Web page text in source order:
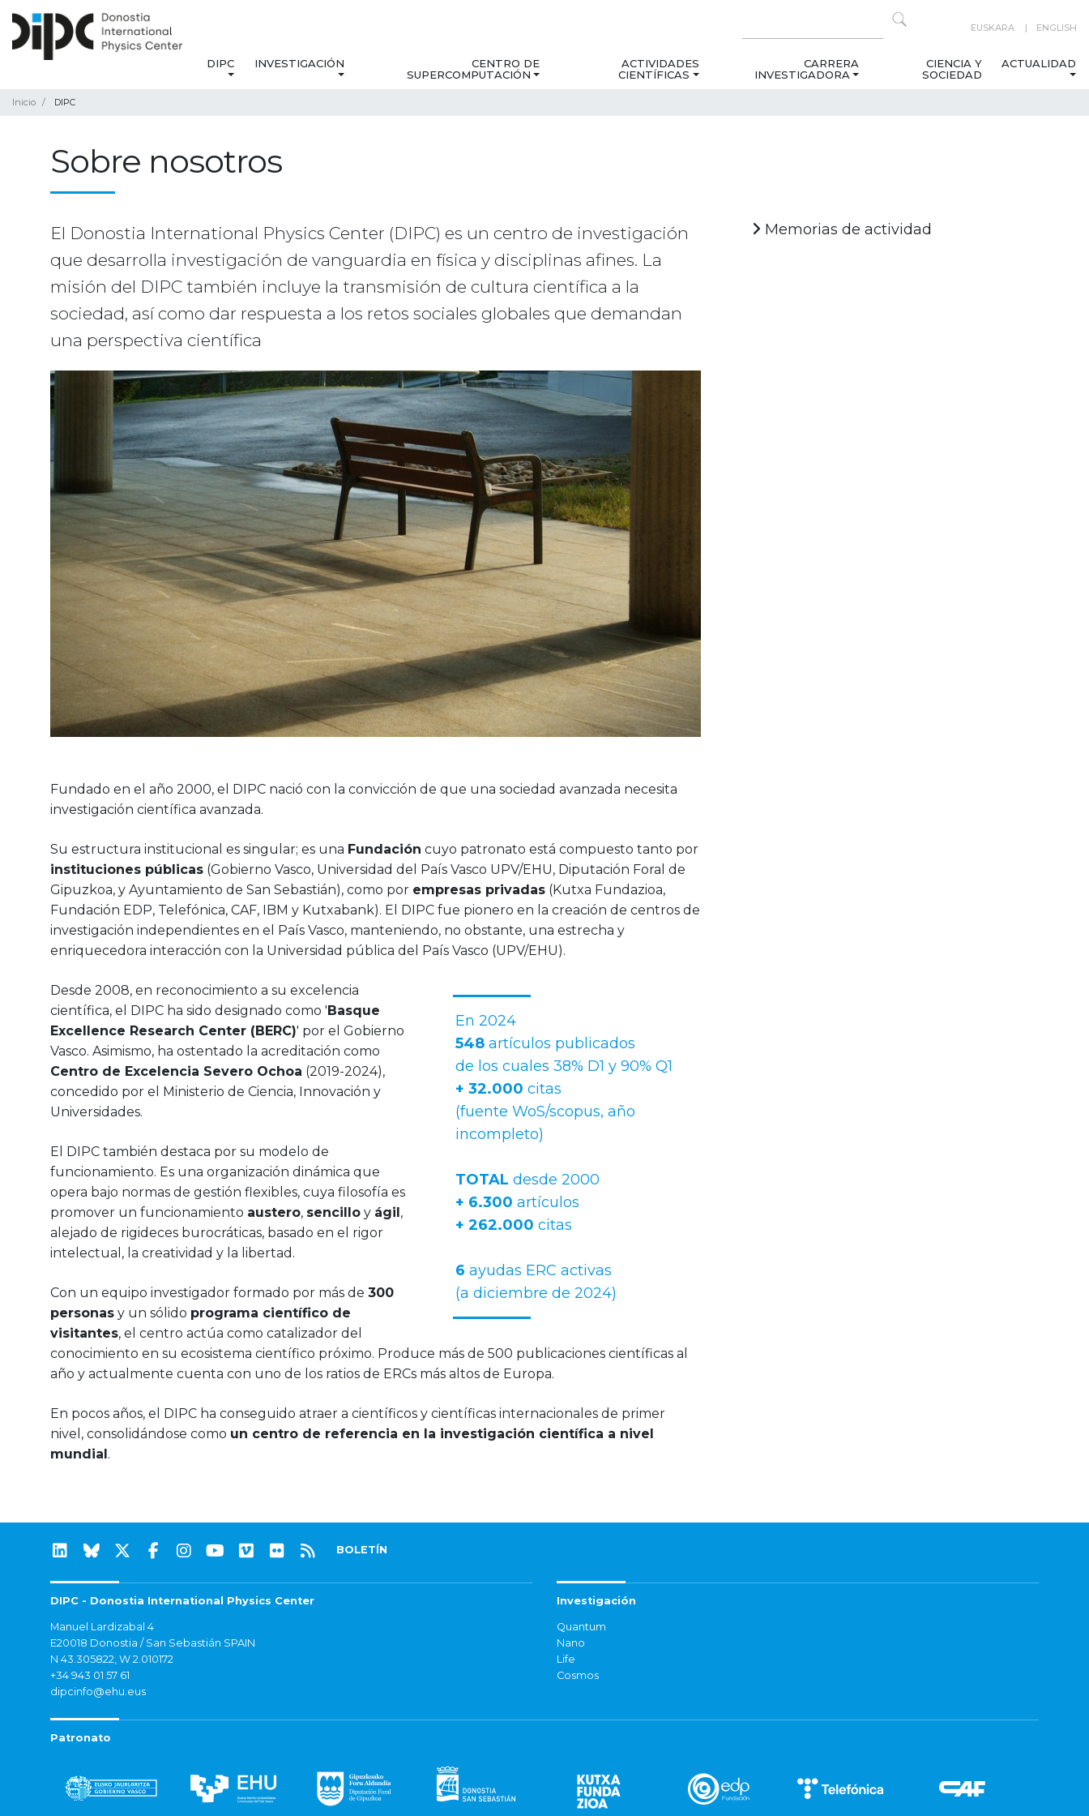
EUSKARA ENGLISH
DIPC INVESTIGACIÓN
CENTRO DE
SUPERCOMPUTACIÓN
ACTIVIDADES
CIENTÍFICAS
CARRERA
INVESTIGADORA
CIENCIA Y
SOCIEDAD
ACTUALIDAD
Inicio DIPC
Sobre nosotros
El Donostia International Physics Center (DIPC) es un centro de investigación
que desarrolla investigación de vanguardia en física y disciplinas afines. La
misión del DIPC también incluye la transmisión de cultura científica a la
sociedad, así como dar respuesta a los retos sociales globales que demandan
una perspectiva científica
Fundado en el año 2000, el DIPC nació con la convicción de que una sociedad avanzada necesita
investigación científica avanzada.
Su estructura institucional es singular; es una Fundación cuyo patronato está compuesto tanto por
instituciones públicas (Gobierno Vasco, Universidad del País Vasco UPV/EHU, Diputación Foral de
Gipuzkoa, y Ayuntamiento de San Sebastián), como por empresas privadas (Kutxa Fundazioa,
Fundación EDP, Telefónica, CAF, IBM y Kutxabank). El DIPC fue pionero en la creación de centros de
investigación independientes en el País Vasco, manteniendo, no obstante, una estrecha y
enriquecedora interacción con la Universidad pública del País Vasco (UPV/EHU).
En 2024
548 artículos publicados
de los cuales 38% D1 y 90% Q1
+ 32.000 citas
(fuente WoS/scopus, año
incompleto)
TOTAL desde 2000
+ 6.300 artículos
+ 262.000 citas
6 ayudas ERC activas
(a diciembre de 2024)
Desde 2008, en reconocimiento a su excelencia
científica, el DIPC ha sido designado como 'Basque
Excellence Research Center (BERC)' por el Gobierno
Vasco. Asimismo, ha ostentado la acreditación como
Centro de Excelencia Severo Ochoa (2019-2024),
concedido por el Ministerio de Ciencia, Innovación y
Universidades.
El DIPC también destaca por su modelo de
funcionamiento. Es una organización dinámica que
opera bajo normas de gestión flexibles, cuya filosofía es
promover un funcionamiento austero, sencillo y ágil,
alejado de rigideces burocráticas, basado en el rigor
intelectual, la creatividad y la libertad.
Con un equipo investigador formado por más de 300
personas y un sólido programa científico de
visitantes, el centro actúa como catalizador del
conocimiento en su ecosistema científico próximo. Produce más de 500 publicaciones científicas al
año y actualmente cuenta con uno de los ratios de ERCs más altos de Europa.
En pocos años, el DIPC ha conseguido atraer a científicos y científicas internacionales de primer
nivel, consolidándose como un centro de referencia en la investigación científica a nivel
mundial.
Memorias de actividad
BOLETÍN
DIPC - Donostia International Physics Center
Manuel Lardizabal 4
E20018 Donostia / San Sebastián SPAIN
N 43.305822, W 2.010172
+34 943 01 57 61
dipcinfo@ehu.eus
Investigación
Quantum
Nano
Life
Cosmos
Patronato